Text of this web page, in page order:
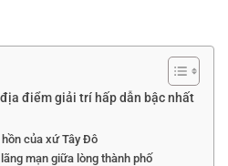
điểm giải trí hấp dẫn bậc nhất
hồn của xứ Tây Đô
mạn giữa lòng thành phố